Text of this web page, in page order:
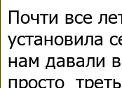
Почти все
установила
нам давали
просто